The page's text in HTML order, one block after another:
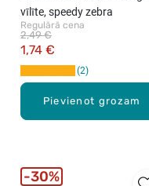
Pievienot grozam
vīlīte, speedy zebra
Regulārā cena
1,74 €
2,49 €
2
30%